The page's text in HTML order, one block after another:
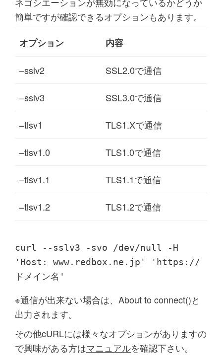
簡単ですが確認できるオプションもあります。
オプション 内容
–sslv2 SSL2.0で通信
–sslv3 SSL3.0で通信
–tlsv1 TLS1.Xで通信
–tlsv1.0 TLS1.0で通信
–tlsv1.1 TLS1.1で通信
–tlsv1.2 TLS1.2で通信
curl --sslv3 -svo /dev/null -H
'Host: www.redbox.ne.jp' 'https://
ドメイン名'
※通信が出来ない場合は、About to connect()と
出力されます。
その他cURLには様々なオプションがありますの
で興味がある方はマニュアルを確認下さい。